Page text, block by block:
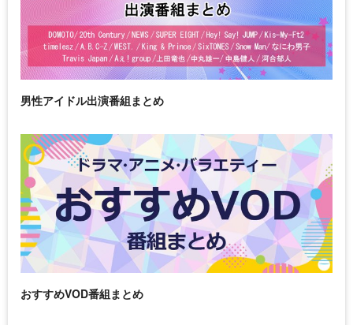
男性アイドル出演番組まとめ
おすすめVOD番組まとめ